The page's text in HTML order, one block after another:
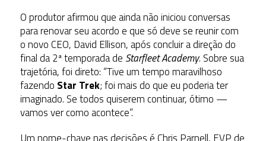
O produtor afirmou que ainda não iniciou conversas
para renovar seu acordo e que só deve se reunir com
o novo CEO, David Ellison, após concluir a direção do
final da 2ª temporada de Starfleet Academy. Sobre sua
trajetória, foi direto: “Tive um tempo maravilhoso
fazendo Star Trek; foi mais do que eu poderia ter
imaginado. Se todos quiserem continuar, ótimo —
vamos ver como acontece”.